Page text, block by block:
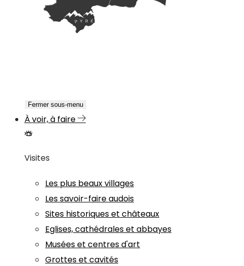
Fermer sous-menu
À voir, à faire
Visites
Les plus beaux villages
Les savoir-faire audois
Sites historiques et châteaux
Eglises, cathédrales et abbayes
Musées et centres d'art
Grottes et cavités